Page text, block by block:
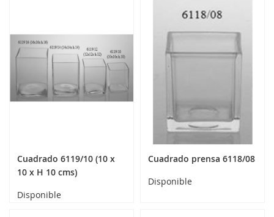
Cuadrado 6119/10 (10 x
10 x H 10 cms)
Disponible
Cuadrado prensa 6118/08
Disponible